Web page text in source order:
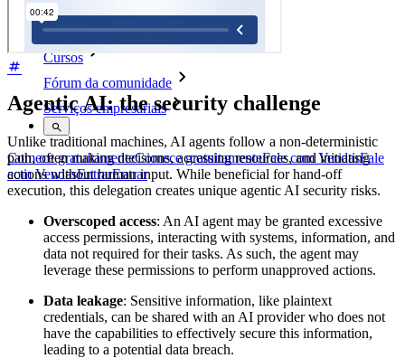
Central de ajuda
Cursos
Fórum da comunidade
Serviços empresariais
Comece gratuitamenteComece gratuitamenteFale com VendasFale
com VendasEntrarEntrar
Agentic AI: the security challenge
Unlike traditional machines, AI agents follow a non-deterministic
path, often making decisions, accessing resources, and initiating
actions without human input. While beneficial for hand-off
execution, this delegation creates unique agentic AI security risks.
Overscoped access: An AI agent may be granted excessive
access permissions, interacting with systems, information, and
data not required for their tasks. As such, the agent may
leverage these permissions to perform unapproved actions.
Data leakage: Sensitive information, like plaintext
credentials, can be shared with an AI provider who does not
have the capabilities to effectively secure this information,
leading to a potential data breach.